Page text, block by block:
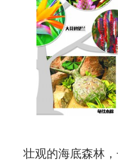
壮观的海底森林，